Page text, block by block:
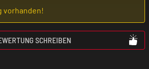
vorhanden!
SCHREIBEN